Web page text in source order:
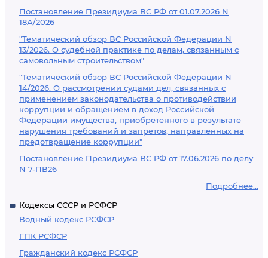
Постановление Президиума ВС РФ от 01.07.2026 N
18А/2026
"Тематический обзор ВС Российской Федерации N
13/2026. О судебной практике по делам, связанным с
самовольным строительством"
"Тематический обзор ВС Российской Федерации N
14/2026. О рассмотрении судами дел, связанных с
применением законодательства о противодействии
коррупции и обращением в доход Российской
Федерации имущества, приобретенного в результате
нарушения требований и запретов, направленных на
предотвращение коррупции"
Постановление Президиума ВС РФ от 17.06.2026 по делу
N 7-ПВ26
Подробнее...
Кодексы СССР и РСФСР
Водный кодекс РСФСР
ГПК РСФСР
Гражданский кодекс РСФСР